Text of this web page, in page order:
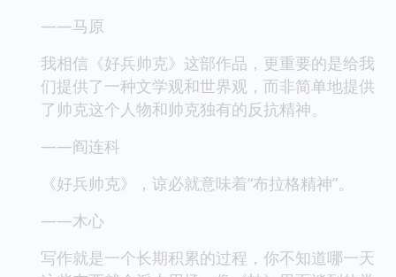
——马原
我相信《好兵帅克》这部作品，更重要的是给我
们提供了一种文学观和世界观，而非简单地提供
了帅克这个人物和帅克独有的反抗精神。
——阎连科
《好兵帅克》，谅必就意味着“布拉格精神”。
——木心
写作就是一个长期积累的过程，你不知道哪一天